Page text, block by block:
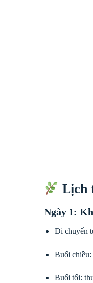
Lịch
Ngày 1:
Di chuyển
Buổi chiều:
Buổi tối: